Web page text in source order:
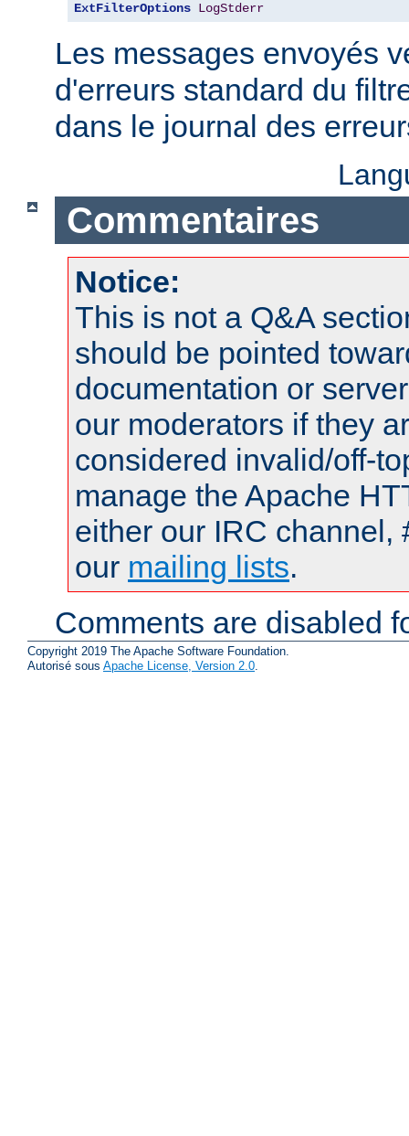
ExtFilterOptions LogStderr
Les messages envoyés
d'erreurs standard du
dans le journal des
Commentaires
Notice:
This is not a Q&A
should be pointed
documentation or
our moderators if they
considered invalid/off-
manage the Apache
either our IRC channel,
our mailing lists.
Comments are disabled
Copyright 2019 The Apache Software Foundation.
Autorisé sous Apache License, Version 2.0